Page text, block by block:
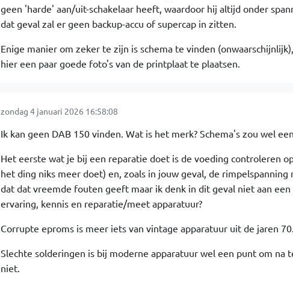
geen 'harde' aan/uit-schakelaar heeft, waardoor hij altijd onder
dat geval zal er geen backup-accu of supercap in zitten.
Enige manier om zeker te zijn is schema te vinden
hier een paar goede foto's van de printplaat te plaatsen.
zondag 4 januari 2026 16:58:08
Ik kan geen DAB 150 vinden. Wat is het merk? Schema's zou wel
Het eerste wat je bij een reparatie doet is de voeding controleren
het ding niks meer doet) en, zoals in jouw geval, de
dat dat vreemde fouten geeft maar ik denk in dit geval niet aan
ervaring, kennis en reparatie/meet apparatuur?
Corrupte eproms is meer iets van vintage apparatuur uit de jaren 70.
Slechte solderingen is bij moderne apparatuur wel een punt om na
niet.